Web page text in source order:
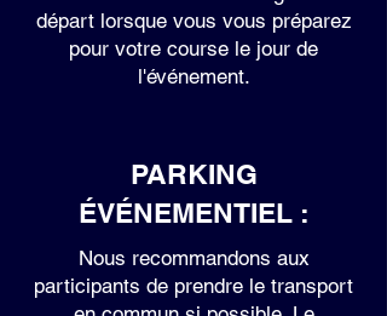
départ lorsque vous vous préparez
pour votre course le jour de
l'événement.
PARKING
ÉVÉNEMENTIEL :
Nous recommandons aux
participants de prendre le transport